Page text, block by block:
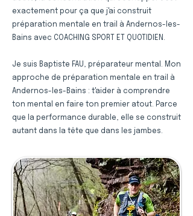
exactement pour ça que j'ai construit
préparation mentale en trail à Andernos-les-
Bains avec COACHING SPORT ET QUOTIDIEN.
Je suis Baptiste FAU, préparateur mental. Mon
approche de préparation mentale en trail à
Andernos-les-Bains : t'aider à comprendre
ton mental en faire ton premier atout. Parce
que la performance durable, elle se construit
autant dans la tête que dans les jambes.